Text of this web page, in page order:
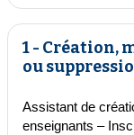
1 - Création,
ou
Assistant de
enseignants –